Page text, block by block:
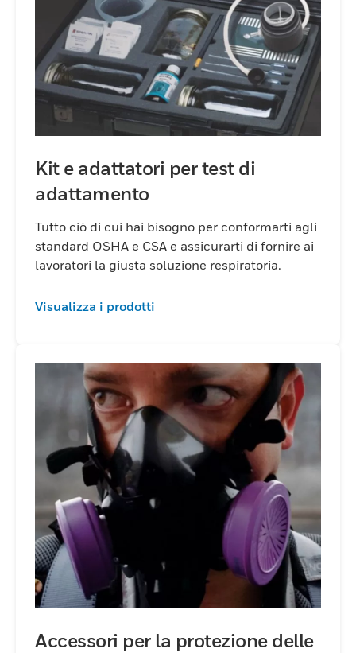
Kit e adattatori per test di
adattamento
Tutto ciò di cui hai bisogno per conformarti agli
standard OSHA e CSA e assicurarti di fornire ai
lavoratori la giusta soluzione respiratoria.
Visualizza i prodotti
Accessori per la protezione delle